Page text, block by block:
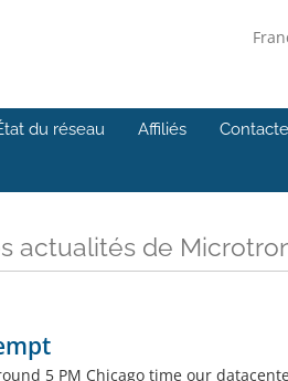
du réseau Affiliés
actualités de
5 PM Chicago time our